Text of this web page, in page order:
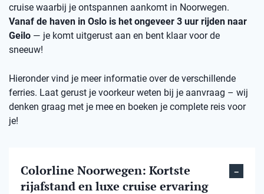
cruise waarbij je ontspannen aankomt in Noorwegen.
Vanaf de haven in Oslo is het ongeveer 3 uur rijden naar
Geilo — je komt uitgerust aan en bent klaar voor de
sneeuw!
Hieronder vind je meer informatie over de verschillende
ferries. Laat gerust je voorkeur weten bij je aanvraag – wij
denken graag met je mee en boeken je complete reis voor
je!
Colorline Noorwegen: Kortste
rijafstand en luxe cruise ervaring